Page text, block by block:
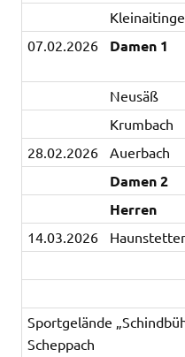
07.02.2026 Damen 1
Neusäß
Krumbach
28.02.2026 Auerbach
Damen 2
Herren
14.03.2026
Sportgelände
Scheppach